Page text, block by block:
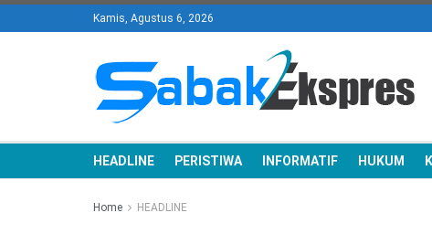
Kamis, Agustus 6, 2026
HEADLINE PERISTIWA INFORMATIF HUKUM
Home HEADLINE